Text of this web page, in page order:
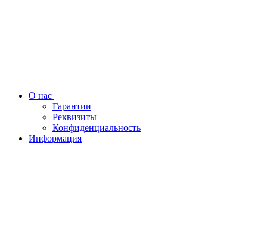
О нас
Гарантии
Реквизиты
Конфиденциальность
Информация